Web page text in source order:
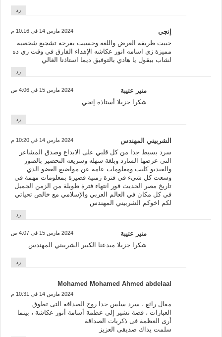
رد
إنچي 2024 مارس 14 في 10:16 م
حبيت طريقه العرض واللغه وحسيت بفرحه تشجيع شخصيه
مميزة زي اسامه انور عكاشه الإهداء الفارق في وقت زي ده
لشاب بيقول يا هادي بالتوفيق ديما استاذنا الغالي
رد
منير عتيبة 2024 مارس 15 في 4:06 ص
شكرا جزيلا أستاذة إنجي
رد
الشربيني المهندس 2024 مارس 14 في 10:20 م
سرد بسيط جدا من كل قلبي على الابداع وصدق المشاعر
التي عرضها السارد وبلغة سهله وسريعه التحضير بالصور
والفيديو كليب ومعلومات عامه عن مواضيع العضو الذي
وسعت كل شيء في فترة زمنية قصيرة بمعلومات مهمة في
تاريخ مصر الحديث فور انتهاء فترة طويلة من الزمن الجميل
في كل مكان في العالم العربي والإسلامي مع خالص تحياتي
لكم اخوكم الشربيني المهندس
رد
منير عتيبة 2024 مارس 15 في 4:07 ص
شكرا جزيلا مبدعنا الكبير الشربيني المهندس
رد
Mohamed Mohamed Ahmed abdelaal
2024 مارس 14 في 10:31 م
مقال رائع ، سرد سلس جدا روح الصداقة التى تطوق
العبارات ، قصة تشير إلى عظمة أسامة أنور عكاشة ، بينما
أرى العظمة فى ذكريات الصداقة
سلمت يداك صديقى العزيز